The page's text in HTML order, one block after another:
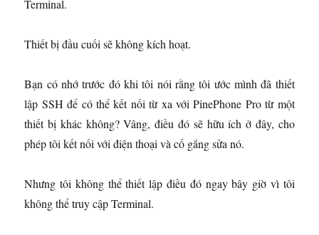
Terminal.
Thiết bị đầu cuối sẽ không kích hoạt.
Bạn có nhớ trước đó khi tôi nói rằng tôi ước mình đã thiết
lập SSH để có thể kết nối từ xa với PinePhone Pro từ một
thiết bị khác không? Vâng, điều đó sẽ hữu ích ở đây, cho
phép tôi kết nối với điện thoại và cố gắng sửa nó.
Nhưng tôi không thể thiết lập điều đó ngay bây giờ vì tôi
không thể truy cập Terminal.